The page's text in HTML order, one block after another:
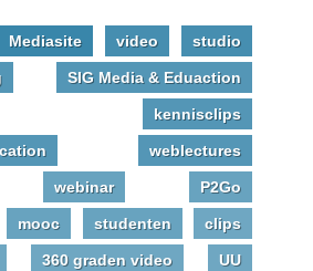
Mediasite video studio
SIG Media & Eduaction
kennisclips
weblectures
webinar P2Go
mooc studenten clips
360 graden video UU